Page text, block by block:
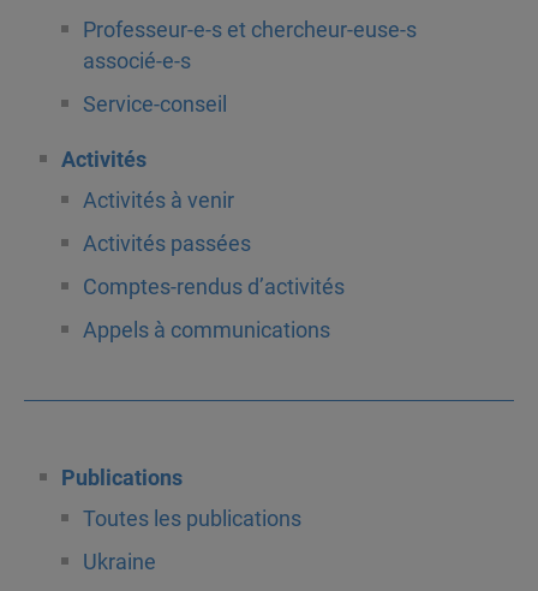
Professeur-e-s et chercheur-euse-s
associé-e-s
Service-conseil
Activités
Activités à venir
Activités passées
Comptes-rendus d’activités
Appels à communications
Publications
Toutes les publications
Ukraine